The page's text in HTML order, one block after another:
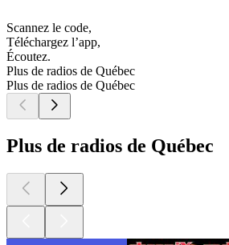
Scannez le code,
Téléchargez l’app,
Écoutez.
Plus de radios de Québec
Plus de radios de Québec
Plus de radios de Québec